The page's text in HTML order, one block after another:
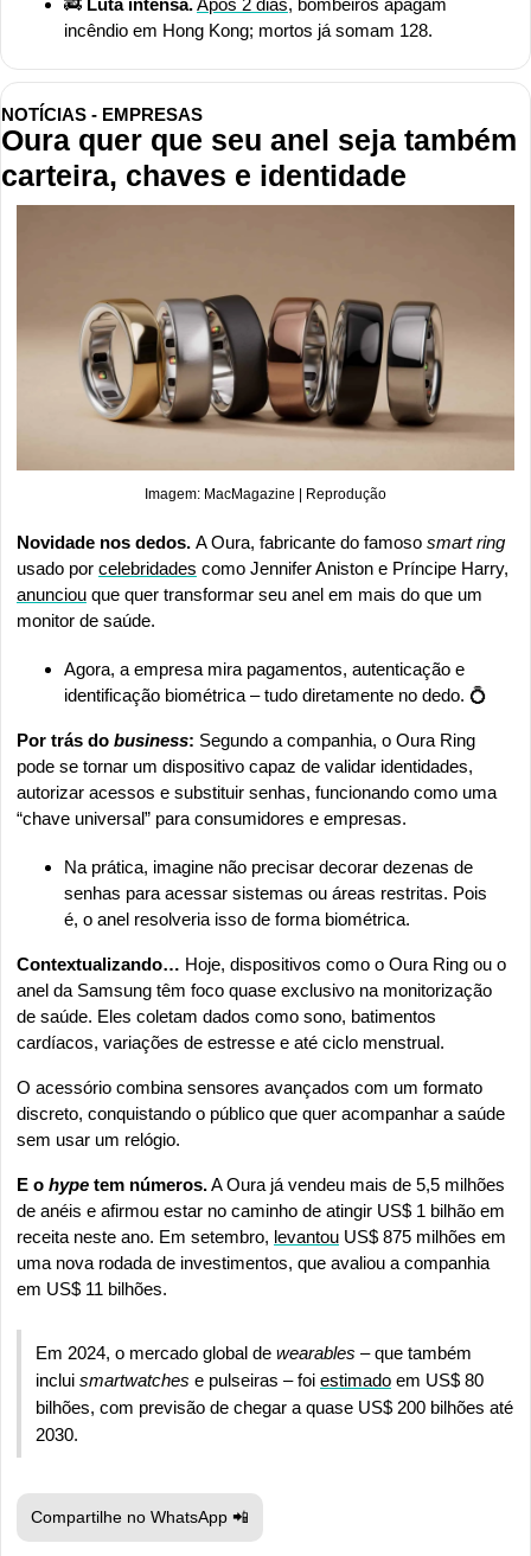
🚒 Luta intensa.Após 2 dias, bombeiros apagam
incêndio em Hong Kong; mortos já somam 128.
NOTÍCIAS - EMPRESAS
Oura quer que seu anel seja também
carteira, chaves e identidade
Imagem: MacMagazine | Reprodução
Novidade nos dedos. A Oura, fabricante do famoso smart ring
usado por celebridades
anunciou que quer transformar seu anel em mais do que um
monitor de saúde.
Agora, a empresa mira pagamentos, autenticação e
identificação biométrica – tudo diretamente no dedo. 💍
Por trás do business: Segundo a companhia, o Oura Ring
pode se tornar um dispositivo capaz de validar identidades,
autorizar acessos e substituir senhas, funcionando como uma
“chave universal” para consumidores e empresas.
Na prática, imagine não precisar decorar dezenas de
senhas para acessar sistemas ou áreas restritas. Pois
é, o anel resolveria isso de forma biométrica.
Contextualizando… Hoje, dispositivos como o Oura Ring ou o
anel da Samsung têm foco quase exclusivo na monitorização
de saúde. Eles coletam dados como sono, batimentos
cardíacos, variações de estresse e até ciclo menstrual.
O acessório combina sensores avançados com um formato
discreto, conquistando o público que quer acompanhar a saúde
sem usar um relógio.
E o hype tem números. A Oura já vendeu mais de 5,5 milhões
de anéis e afirmou estar no caminho de atingir US$ 1 bilhão em
receita neste ano. Em setembro, levantou US$ 875 milhões em
uma nova rodada de investimentos, que avaliou a companhia
em US$ 11 bilhões.
Em 2024, o mercado global de wearables – que também
inclui smartwatches e pulseiras – foi estimado em US$ 80
bilhões, com previsão de chegar a quase US$ 200 bilhões até
2030.
Compartilhe no WhatsApp 📲